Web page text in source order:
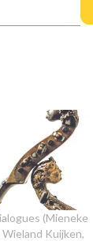
(Mieneke
Kuijken,